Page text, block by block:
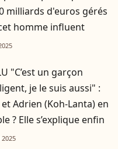
milliards d'euros gérés
homme influent
"C’est un garçon
je le suis aussi" :
et Adrien (Koh-Lanta) en
? Elle s’explique enfin